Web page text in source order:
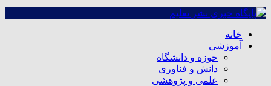
خانه
آموزشی
حوزه و دانشگاه
دانش و فناوری
علمی و پژوهشی